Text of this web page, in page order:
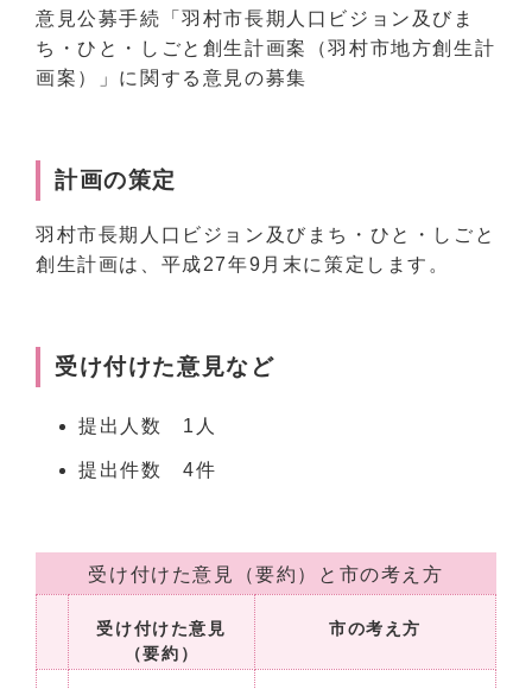
意見公募手続「羽村市長期人口ビジョン及びま
ち・ひと・しごと創生計画案（羽村市地方創生計
画案）」に関する意見の募集
計画の策定
羽村市長期人口ビジョン及びまち・ひと・しごと
創生計画は、平成27年9月末に策定します。
受け付けた意見など
提出人数 1人
提出件数 4件
受け付けた意見（要約）と市の考え方
受け付けた意見
（要約）
市の考え方